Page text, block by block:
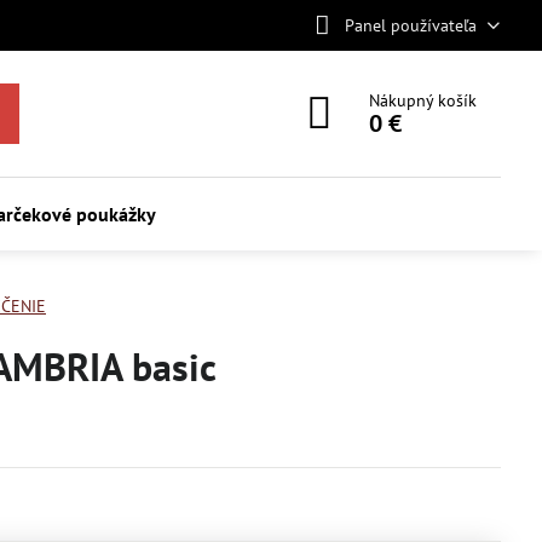
Panel používateľa
Nákupný košík
0 €
poukážky
basic